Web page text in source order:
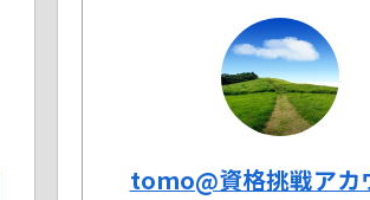
tomo@資格挑戦アカ